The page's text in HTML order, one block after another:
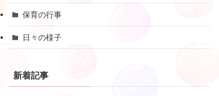
保育の行事
日々の様子
新着記事